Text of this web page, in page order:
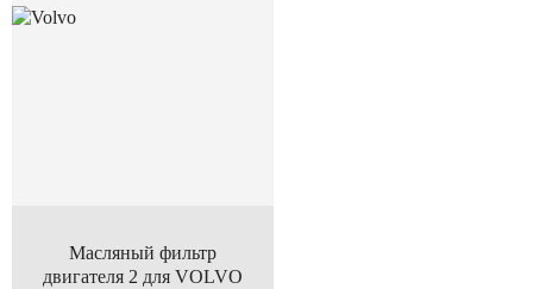
Масляный фильтр
двигателя 2 для VOLVO